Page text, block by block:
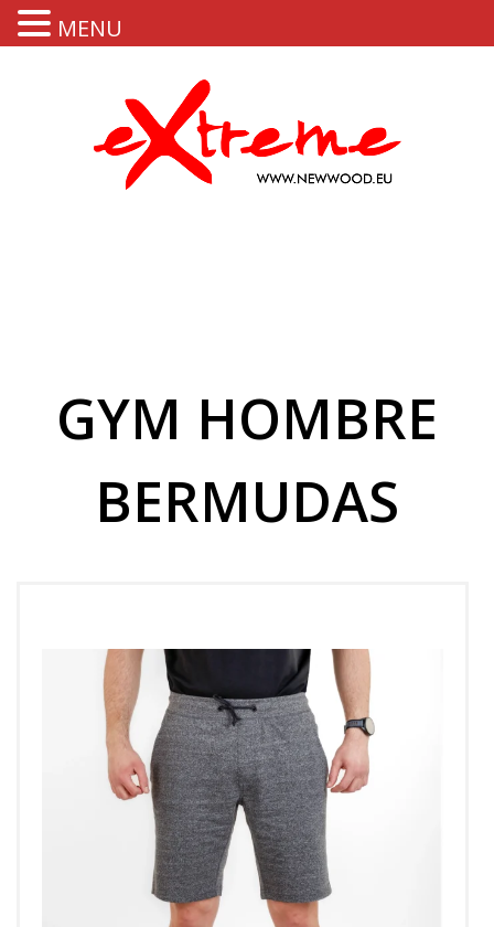
GYM HOMBRE
BERMUDAS
MENU